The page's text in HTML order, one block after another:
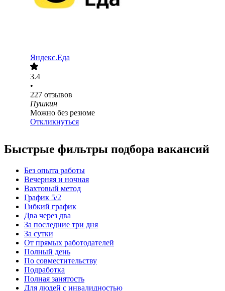
Яндекс.Еда
3.4
•
227 отзывов
Пушкин
Можно без резюме
Откликнуться
Быстрые фильтры подбора вакансий
Без опыта работы
Вечерняя и ночная
Вахтовый метод
График 5/2
Гибкий график
Два через два
За последние три дня
За сутки
От прямых работодателей
Полный день
По совместительству
Подработка
Полная занятость
Для людей с инвалидностью